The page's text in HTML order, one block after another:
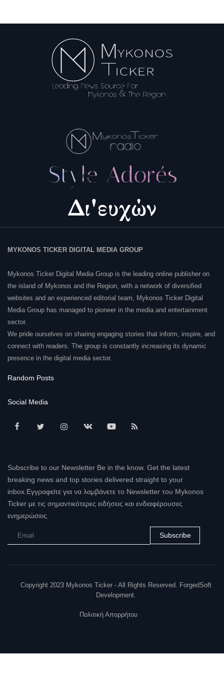
MYKONOS TICKER DIGITAL MEDIA GROUP
Mykonos Ticker Digital Media Group is the leading online publisher on
the island of Mykonos and the Region, with a network of diversified
websites and an experienced editorial team, Mykonos Ticker Digital
Media Group has managed to pioneer in the media and entertainment
sector.
We pride ourselves on sharing engaging stories that inform, inspire, and
connect with readers. The group is constantly increasing its dynamic
presence in the digital media sector.
Random Posts
Social Media
Subscribe to our Newsletter Be in the know. Get the latest
breaking news and top stories delivered straight to your
inbox.Εγγραφείτε για να λαμβάνετε το Newsletter του Mykonos
Ticker με τις σημαντικότερες ειδήσεις και ενδιαφέρουσες
ενημερώσεις.
Subscribe
Copyright 2023 Mykonos Ticker - All Rights Reserved. ForgedSoft
Development.
Πολιτική Απορρήτου